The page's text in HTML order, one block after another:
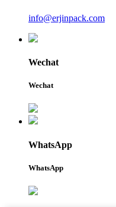
info@erjinpack.com
Wechat
Wechat
WhatsApp
WhatsApp